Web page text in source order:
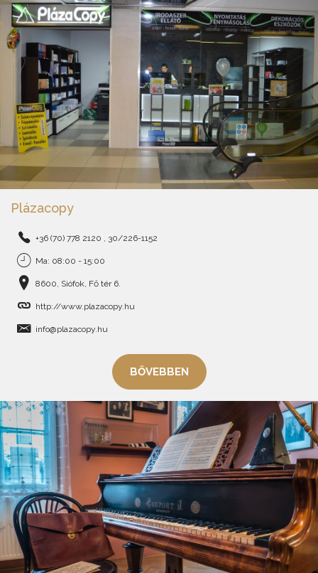
Plázacopy
+36 (70) 778 2120 , 30/226-1152
Ma: 08:00 - 15:00
8600, Siófok, Fő tér 6.
http://www.plazacopy.hu
info@plazacopy.hu
BŐVEBBEN